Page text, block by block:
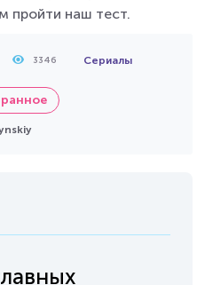
пройти наш тест.
3346 Сериалы